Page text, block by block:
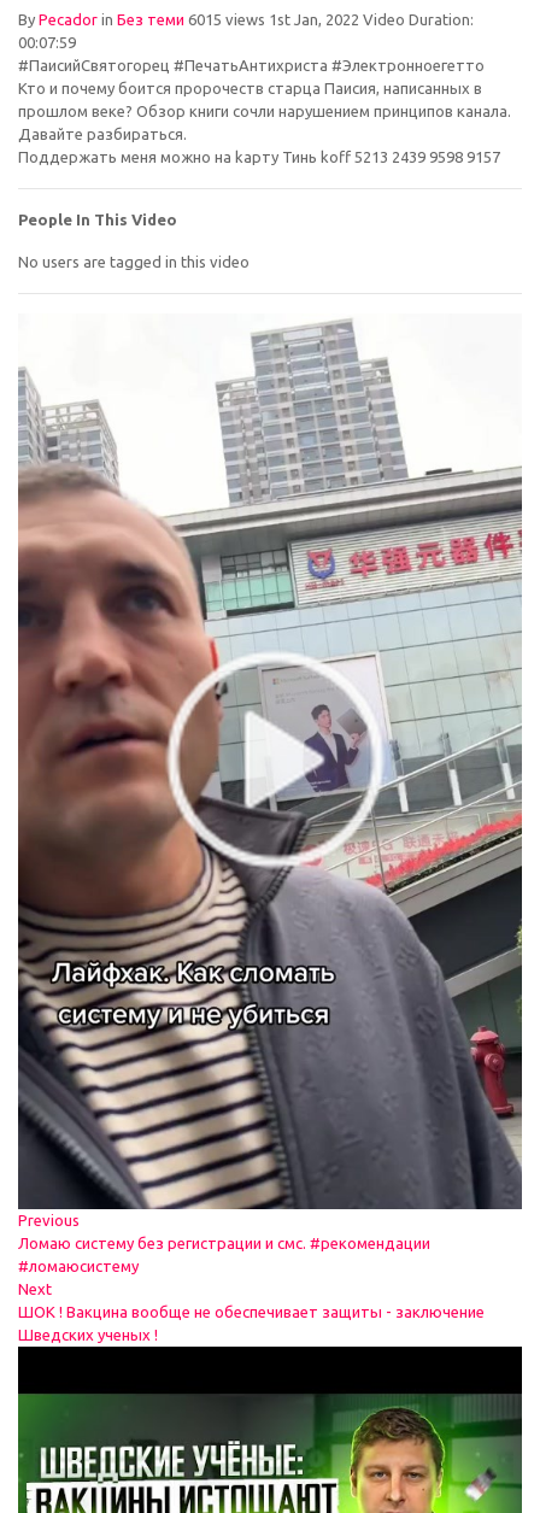
By Pecador in Без теми 6015 views 1st Jan, 2022 Video Duration:
00:07:59
#ПаисийСвятогорец #ПечатьАнтихриста #Электронноегетто
Кто и почему боится пророчеств старца Паисия, написанных в
прошлом веке? Обзор книги сочли нарушением принципов канала.
Давайте разбираться.
Поддержать меня можно на kaрту Тинь koff 5213 2439 9598 9157
People In This Video
No users are tagged in this video
Previous
Ломаю систему без регистрации и смс. #рекомендации
#ломаюсистему
Next
ШОК ! Вакцина вообще не обеспечивает защиты - заключение
Шведских ученых !